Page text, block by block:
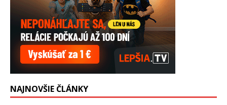
NAJNOVŠIE ČLÁNKY